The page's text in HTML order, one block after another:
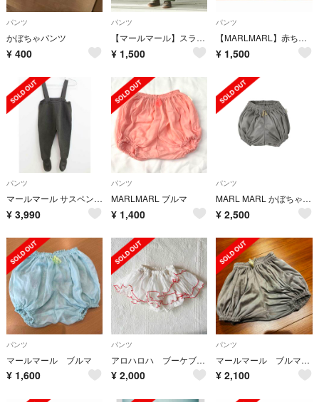
パンツ
かぼちゃパンツ
¥ 400
パンツ
【マールマール】スラックス サスペンダー付きパンツ
¥ 1,500
パンツ
【MARLMARL】赤ちゃんブルマ グレーアイボリー
¥ 1,500
パンツ
マールマール サスペンダー付きニットパンツ 80-90cm位 キッズ 男児 女児 チャコールグレー【新品 未使用品】【新入荷!】▽
¥ 3,990
パンツ
MARLMARL ブルマ
¥ 1,400
パンツ
MARL MARL かぼちゃパンツ
¥ 2,500
パンツ
マールマール ブルマ
¥ 1,600
パンツ
アロハロハ ブーケブルマ
¥ 2,000
パンツ
マールマール ブルマ グレー
¥ 2,100